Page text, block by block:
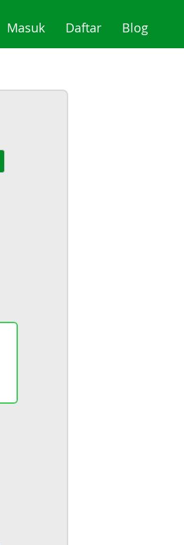
Masuk(current)
Daftar(current)
Blog